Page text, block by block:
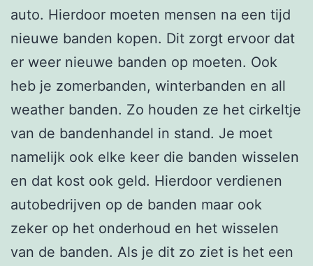
auto. Hierdoor moeten mensen na een tijd
nieuwe banden kopen. Dit zorgt ervoor dat
er weer nieuwe banden op moeten. Ook
heb je zomerbanden, winterbanden en all
weather banden. Zo houden ze het cirkeltje
van de bandenhandel in stand. Je moet
namelijk ook elke keer die banden wisselen
en dat kost ook geld. Hierdoor verdienen
autobedrijven op de banden maar ook
zeker op het onderhoud en het wisselen
van de banden. Als je dit zo ziet is het een